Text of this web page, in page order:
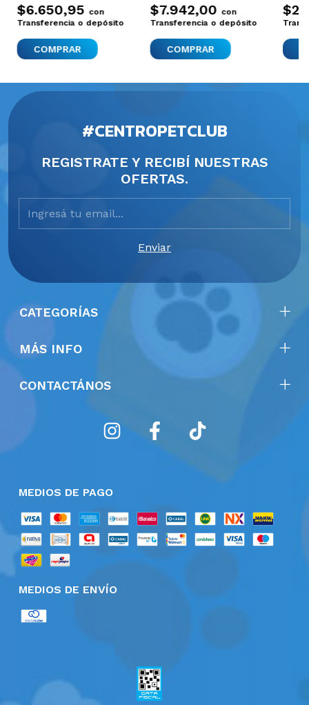
Electronico
Sensor
$6.650,95 con
Transferencia o depósito
Criadero
Alevines
$7.942,00 con
Transferencia o depósito
#CENTROPETCLUB
REGISTRATE Y RECIBÍ NUESTRAS
OFERTAS.
CATEGORÍAS
MÁS INFO
CONTACTÁNOS
MEDIOS DE PAGO
MEDIOS DE ENVÍO